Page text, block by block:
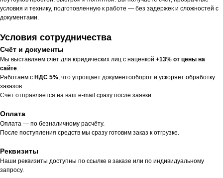
условия и технику, подготовленную к работе — без задержек и сложностей с
документами.
Условия сотрудничества
Счёт и документы
Мы выставляем счёт для юридических лиц с наценкой +13% от цены на
сайте.
Работаем с НДС 5%, что упрощает документооборот и ускоряет обработку
заказов.
Счёт отправляется на ваш e-mail сразу после заявки.
Оплата
Оплата — по безналичному расчёту.
После поступления средств мы сразу готовим заказ к отгрузке.
Реквизиты
Наши реквизиты доступны по ссылке в заказе или по индивидуальному
запросу.